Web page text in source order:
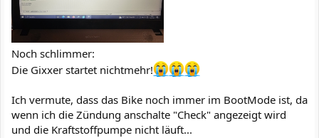
Noch schlimmer:
Die Gixxer startet nichtmehr!
Ich vermute, dass das Bike noch immer im BootMode ist, da
wenn ich die Zündung anschalte "Check" angezeigt wird
und die Kraftstoffpumpe nicht läuft...